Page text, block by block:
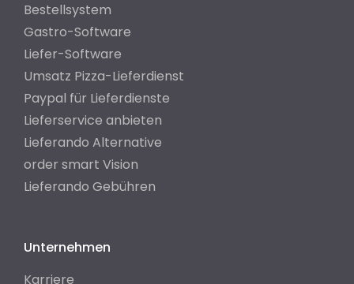
Bestellsystem
Gastro-Software
Liefer-Software
Umsatz Pizza-Lieferdienst
Paypal für Lieferdienste
Lieferservice anbieten
Lieferando Alternative
order smart Vision
Lieferando Gebühren
Unternehmen
Karriere